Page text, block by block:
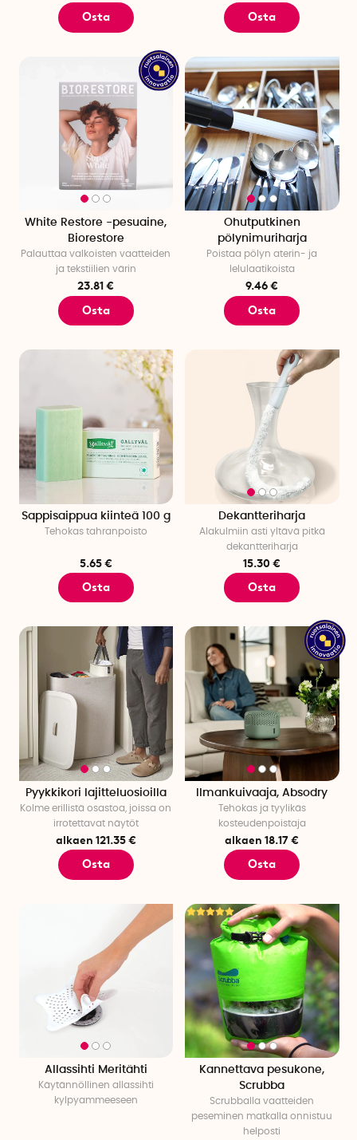
Osta Osta
White Restore -pesuaine,
Biorestore
Palauttaa valkoisten vaatteiden
ja tekstiilien värin
23.81 €
Osta
Ohutputkinen
pölynimuriharja
Poistaa pölyn aterin- ja
lelulaatikoista
9.46 €
Osta
Sappisaippua kiinteä 100 g
Tehokas tahranpoisto
5.65 €
Osta
Dekantteriharja
Alakulmiin asti yltävä pitkä
dekantteriharja
15.30 €
Osta
Pyykkikori lajitteluosioilla
Kolme erillistä osastoa, joissa on
irrotettavat näytöt
alkaen 121.35 €
Osta
Ilmankuivaaja, Absodry
Tehokas ja tyylikäs
kosteudenpoistaja
alkaen 18.17 €
Osta
Allassihti Meritähti
Käytännöllinen allassihti
kylpyammeeseen
Kannettava pesukone,
Scrubba
Scrubballa vaatteiden
peseminen matkalla onnistuu
helposti